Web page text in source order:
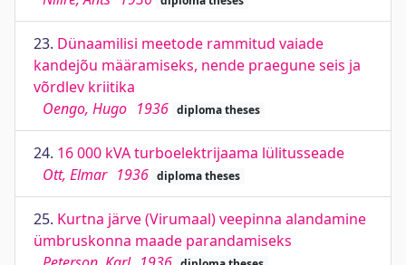
23. Dünaamilisi meetode rammitud vaiade
kandejõu määramiseks, nende praegune seis ja
võrdlev kriitika
Oengo, Hugo 1936 diploma theses
24. 16 000 kVA turboelektrijaama lülitusseade
Ott, Elmar 1936 diploma theses
25. Kurtna järve (Virumaal) veepinna alandamine
ümbruskonna maade parandamiseks